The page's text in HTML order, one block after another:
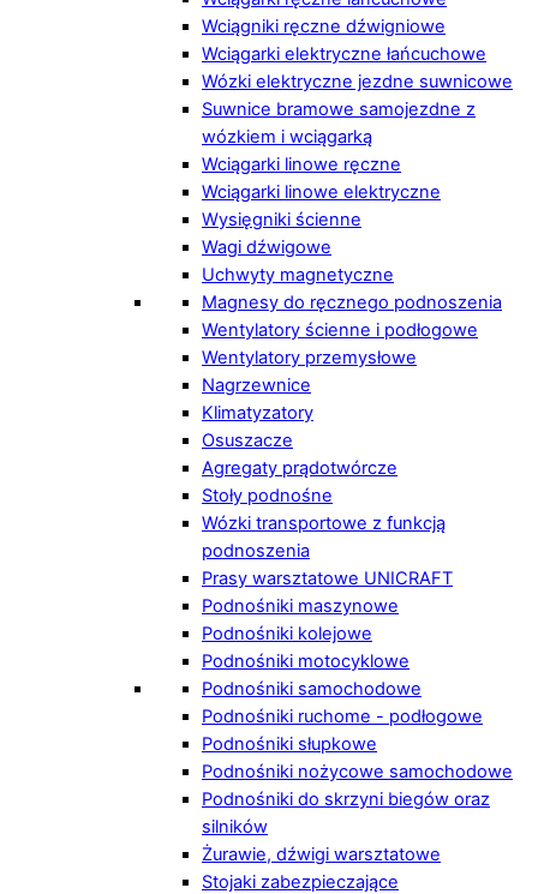
Wciągniki ręczne dźwigniowe
Wciągarki elektryczne łańcuchowe
Wózki elektryczne jezdne suwnicowe
Suwnice bramowe samojezdne z
wózkiem i wciągarką
Wciągarki linowe ręczne
Wciągarki linowe elektryczne
Wysięgniki ścienne
Wagi dźwigowe
Uchwyty magnetyczne
Magnesy do ręcznego podnoszenia
Wentylatory ścienne i podłogowe
Wentylatory przemysłowe
Nagrzewnice
Klimatyzatory
Osuszacze
Agregaty prądotwórcze
Stoły podnośne
Wózki transportowe z funkcją
podnoszenia
Prasy warsztatowe UNICRAFT
Podnośniki maszynowe
Podnośniki kolejowe
Podnośniki motocyklowe
Podnośniki samochodowe
Podnośniki ruchome - podłogowe
Podnośniki słupkowe
Podnośniki nożycowe samochodowe
Podnośniki do skrzyni biegów oraz
silników
Żurawie, dźwigi warsztatowe
Stojaki zabezpieczające